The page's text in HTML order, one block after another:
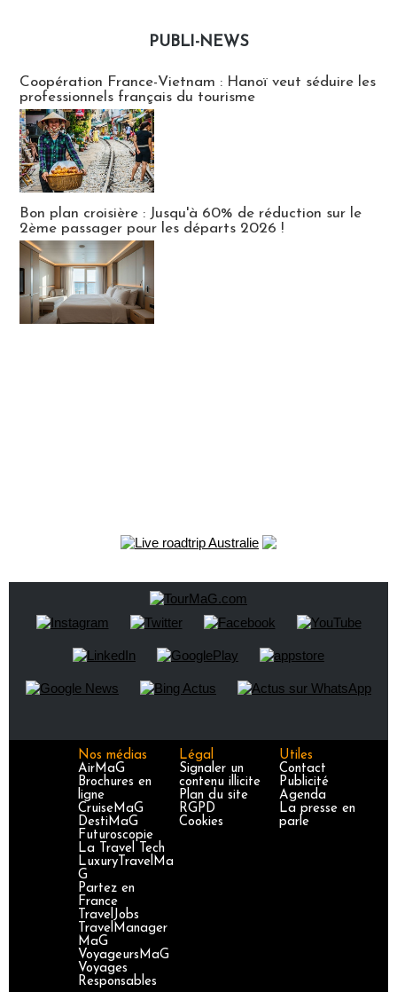
PUBLI-NEWS
Coopération France-Vietnam : Hanoï veut séduire les
professionnels français du tourisme
Bon plan croisière : Jusqu'à 60% de réduction sur le
2ème passager pour les départs 2026 !
Nos médias
AirMaG
Brochures en
ligne
CruiseMaG
DestiMaG
Futuroscopie
La Travel Tech
LuxuryTravelMa
G
Partez en
France
TravelJobs
TravelManager
MaG
VoyageursMaG
Voyages
Responsables
Légal
Signaler un
contenu illicite
Plan du site
RGPD
Cookies
Utiles
Contact
Publicité
Agenda
La presse en
parle